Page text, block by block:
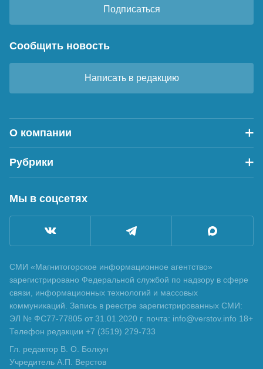
Подписаться
Сообщить новость
Написать в редакцию
О компании
Рубрики
Мы в соцсетях
СМИ «Магнитогорское информационное агентство»
зарегистрировано Федеральной службой по надзору в сфере
связи, информационных технологий и массовых
коммуникаций. Запись в реестре зарегистрированных СМИ:
ЭЛ № ФС77-77805 от 31.01.2020 г. почта: info@verstov.info 18+
Телефон редакции +7 (3519) 279-733
Гл. редактор В. О. Болкун
Учредитель А.П. Верстов